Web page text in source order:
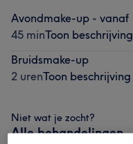
Avondmake-up - vanaf
45 minToon beschrijving
Bruidsmake-up
2 urenToon beschrijving
Niet wat je zocht?
Alle behandelingen